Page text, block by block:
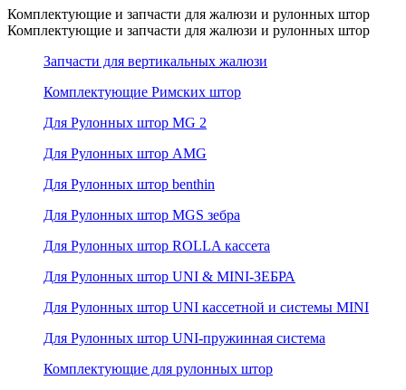
Комплектующие и запчасти для жалюзи и рулонных штор
Комплектующие и запчасти для жалюзи и рулонных штор
Запчасти для вертикальных жалюзи
Комплектующие Римских штор
Для Рулонных штор MG 2
Для Рулонных штор AMG
Для Рулонных штор benthin
Для Рулонных штор MGS зебра
Для Рулонных штор ROLLA кассета
Для Рулонных штор UNI & MINI-ЗЕБРА
Для Рулонных штор UNI кассетной и системы MINI
Для Рулонных штор UNI-пружинная система
Комплектующие для рулонных штор